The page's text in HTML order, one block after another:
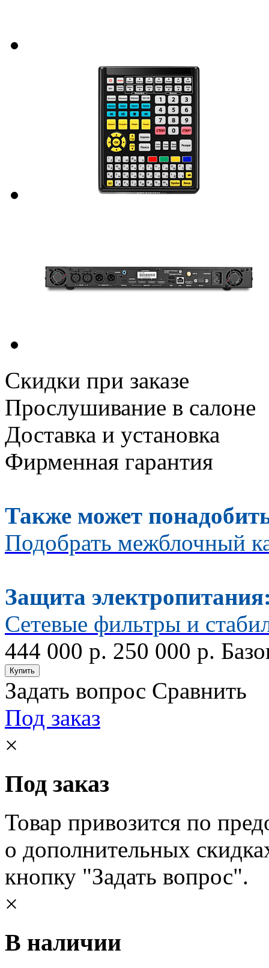
Скидки при заказе
Прослушивание в салоне
Доставка и установка
Фирменная гарантия
Также может
Подобрать межблочный
Защита
Сетевые фильтры и
444 000 р. 250 000 р.
Задать вопрос Сравнить
Под заказ
×
Под заказ
Товар привозится по
о дополнительных
кнопку "Задать вопрос".
×
В наличии